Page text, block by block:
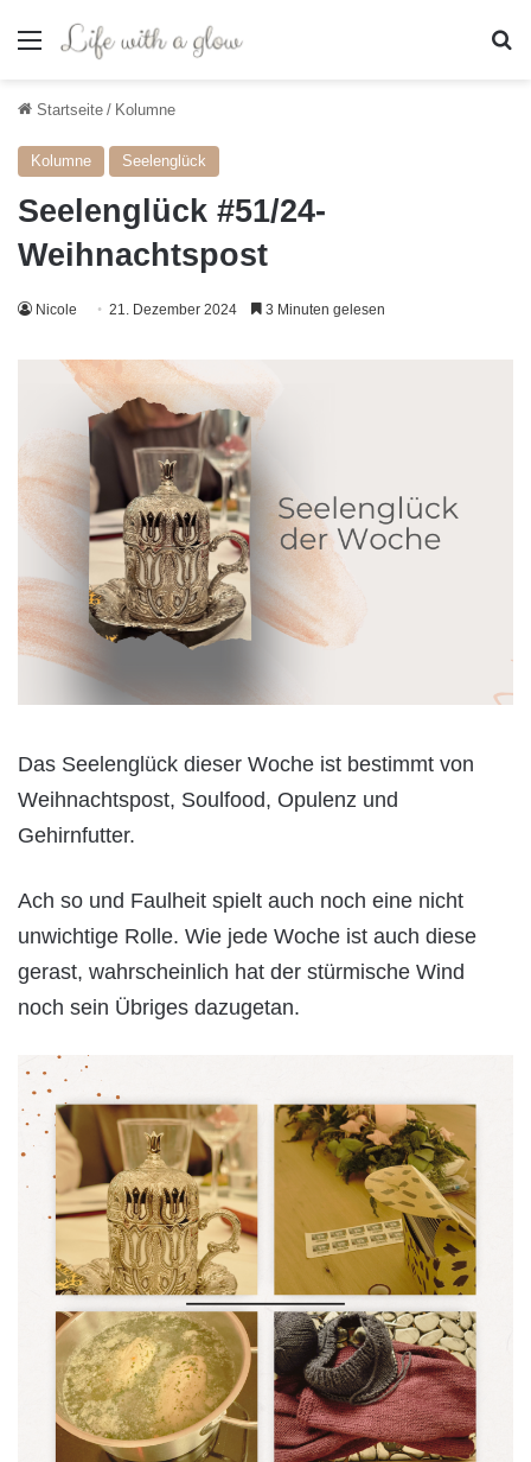
Menü
Startseite / Kolumne
Kolumne Seelenglück
Seelenglück #51/24-
Weihnachtspost
Nicole 21. Dezember 2024 3 Minuten gelesen
Das Seelenglück dieser Woche ist bestimmt von
Weihnachtspost, Soulfood, Opulenz und
Gehirnfutter.
Ach so und Faulheit spielt auch noch eine nicht
unwichtige Rolle. Wie jede Woche ist auch diese
gerast, wahrscheinlich hat der stürmische Wind
noch sein Übriges dazugetan.